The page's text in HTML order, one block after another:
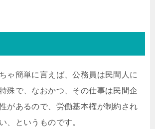
ゃ簡単に言えば、公務員は民間人に
殊で、なおかつ、その仕事は民間企
があるので、労働基本権が制約され
、というものです。